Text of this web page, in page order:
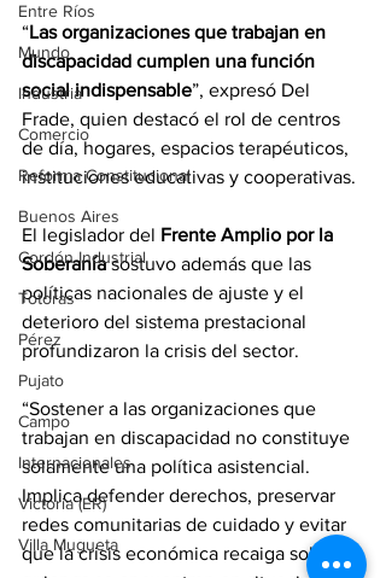
Entre Ríos
Mundo
Industria
Comercio
Reforma Constitucional
Buenos Aires
Cordón Industrial
Totoras
Pérez
Pujato
Campo
Internacionales
Victoria (ER)
Villa Mugueta
“Las organizaciones que trabajan en
discapacidad cumplen una función
social indispensable”, expresó Del
Frade, quien destacó el rol de centros
de día, hogares, espacios terapéuticos,
instituciones educativas y cooperativas.
El legislador del Frente Amplio por la
Soberanía sostuvo además que las
políticas nacionales de ajuste y el
deterioro del sistema prestacional
profundizaron la crisis del sector.
“Sostener a las organizaciones que
trabajan en discapacidad no constituye
solamente una política asistencial.
Implica defender derechos, preservar
redes comunitarias de cuidado y evitar
que la crisis económica recaiga sobre